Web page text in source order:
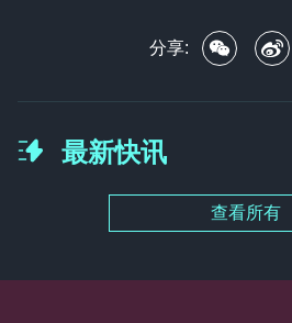
分享:
最新快讯
查看所有